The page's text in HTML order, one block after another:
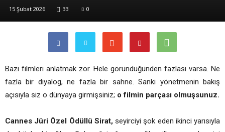
15 Şubat 2026 33 0
Bazı filmleri anlatmak zor. Hele göründüğünden fazlası varsa. Ne
fazla bir diyalog, ne fazla bir sahne. Sanki yönetmenin bakış
açısıyla siz o dünyaya girmişsiniz; o filmin parçası olmuşsunuz.
Cannes Jüri Özel Ödüllü Sirat,seyirciyi şok eden ikinci yarısıyla